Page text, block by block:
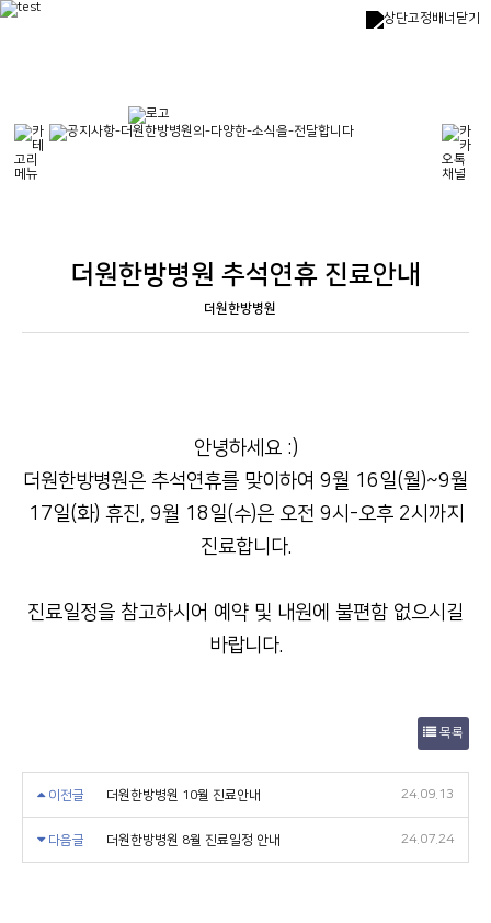
더원한방병원 추석연휴 진료안내
더원한방병원
안녕하세요 :)
더원한방병원은 추석연휴를 맞이하여 9월 16일(월)~9월
17일(화) 휴진, 9월 18일(수)은 오전 9시-오후 2시까지
진료합니다.
진료일정을 참고하시어 예약 및 내원에 불편함 없으시길
바랍니다.
목록
이전글 더원한방병원 10월 진료안내 24.09.13
다음글 더원한방병원 8월 진료일정 안내 24.07.24